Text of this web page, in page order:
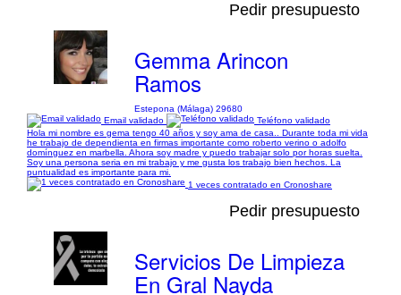
Pedir presupuesto
Gemma Arincon
Ramos
Estepona (Málaga) 29680
Email validado
Teléfono validado
Hola mi nombre es gema tengo 40 años y soy ama de casa.. Durante toda mi vida
he trabajo de dependienta en firmas importante como roberto verino o adolfo
domínguez en marbella. Ahora soy madre y puedo trabajar solo por horas suelta.
Soy una persona seria en mi trabajo y me gusta los trabajo bien hechos. La
puntualidad es importante para mi.
1 veces contratado en Cronoshare
Pedir presupuesto
Servicios De Limpieza
En Gral Nayda